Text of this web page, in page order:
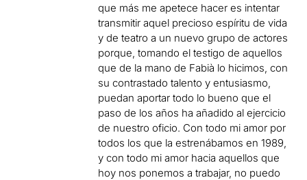
que más me apetece hacer es intentar
transmitir aquel precioso espíritu de vida
y de teatro a un nuevo grupo de actores
porque, tomando el testigo de aquellos
que de la mano de Fabià lo hicimos, con
su contrastado talento y entusiasmo,
puedan aportar todo lo bueno que el
paso de los años ha añadido al ejercicio
de nuestro oficio. Con todo mi amor por
todos los que la estrenábamos en 1989,
y con todo mi amor hacia aquellos que
hoy nos ponemos a trabajar, no puedo